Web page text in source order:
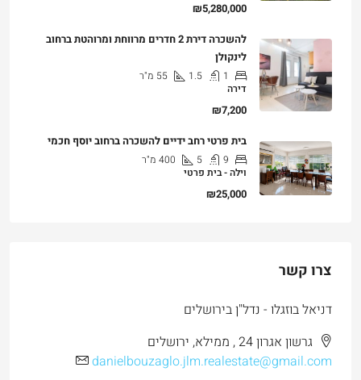
₪5,280,000
להשכרה דירת 2 חדרים מרווחת ומרוהטת ברחוב
לינקולן
1
1.5
55 מ"ר
דירה
₪7,200
בית פרטי רחב ידיים להשכרה ברחוב יוסף חכמי
9
5
400 מ"ר
וילה - בית פרטי
₪25,000
צרו קשר
דניאל בוזגלו - נדל"ן בירושלים
גרשון אגרון 24 , ממילא, ירושלים
danielbouzaglo.jlm.realestate@gmail.com